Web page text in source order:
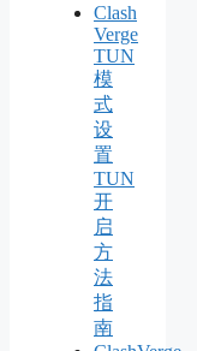
Clash
Verge
TUN
模
式
设
置
TUN
开
启
方
法
指
南